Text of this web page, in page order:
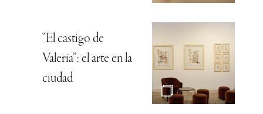
“El castigo de
Valeria”: el arte en la
ciudad